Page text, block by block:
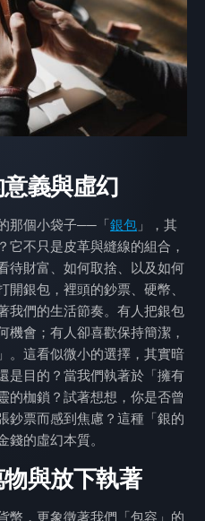
義與虛幻
那個小袋子──「銀包 」，其
它不只是皮革與縫線的組合，
待財富、如何取捨、以及如何
銀包，裡頭的鈔票、硬幣、
我們的生活節奏。有人把銀包
機會；有人卻喜歡保持簡潔，
。這看似微小的選擇，其實暗
是目的？當我們執著於「擁有
的枷鎖？試著想想，你是否曾
鈔票而感到焦慮？這種「銀的
的虛幻本質。
與放下執著
幣，更象徵著我們「包容」的